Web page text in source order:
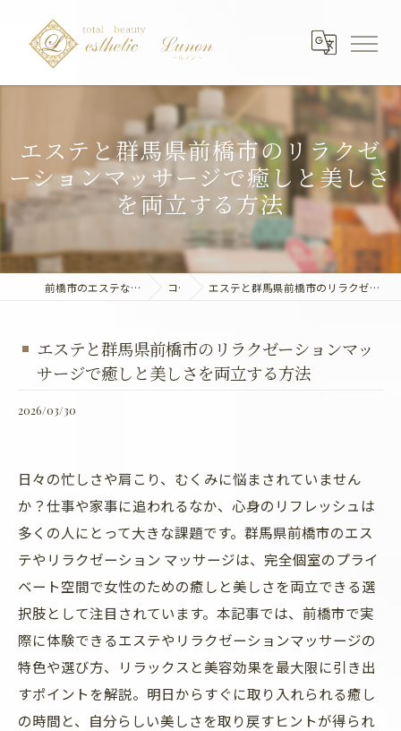
エステと群馬県前橋市のリラクゼ
ーションマッサージで癒しと美しさ
を両立する方法
前橋市のエステならエステティック～Lunon～ コラム エステと群馬県前橋市のリラクゼーションマッサージで癒しと美しさを両立する方法
エステと群馬県前橋市のリラクゼーションマッ
サージで癒しと美しさを両立する方法
2026/03/30
日々の忙しさや肩こり、むくみに悩まされていません
か？仕事や家事に追われるなか、心身のリフレッシュは
多くの人にとって大きな課題です。群馬県前橋市のエス
テやリラクゼーション マッサージは、完全個室のプライ
ベート空間で女性のための癒しと美しさを両立できる選
択肢として注目されています。本記事では、前橋市で実
際に体験できるエステやリラクゼーションマッサージの
特色や選び方、リラックスと美容効果を最大限に引き出
すポイントを解説。明日からすぐに取り入れられる癒し
の時間と、自分らしい美しさを取り戻すヒントが得られ